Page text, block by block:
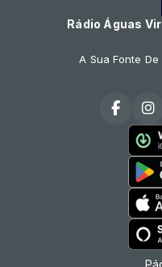
Rádio Águas
A Sua Fonte